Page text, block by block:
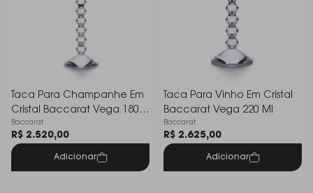
Taca Para Champanhe Em
Cristal Baccarat Vega 180
Ml
Baccarat
R$ 2.520,00
Adicionar
Taca Para Vinho Em Cristal
Baccarat Vega 220 Ml
Baccarat
R$ 2.625,00
Adicionar